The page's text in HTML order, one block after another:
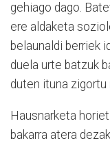
gehiago dago.
ere aldaketa
belaunaldi berriek
duela urte batzuk
duten ituna zigortu
Hausnarketa
bakarra atera